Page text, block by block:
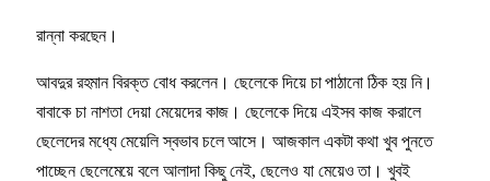
রান্না করছেন।
আবদুর রহমান বিরক্ত বোধ করলেন। ছেলেকে দিয়ে চা পাঠানো ঠিক হয় নি।
বাবাকে চা নাশতা দেয়া মেয়েদের কাজ। ছেলেকে দিয়ে এইসব কাজ করালে
ছেলেদের মধ্যে মেয়েলি স্বভাব চলে আসে। আজকাল একটা কথা খুব পুনতে
পাচ্ছেন ছেলেমেয়ে বলে আলাদা কিছু নেই, ছেলেও যা মেয়েও তা। খুবই